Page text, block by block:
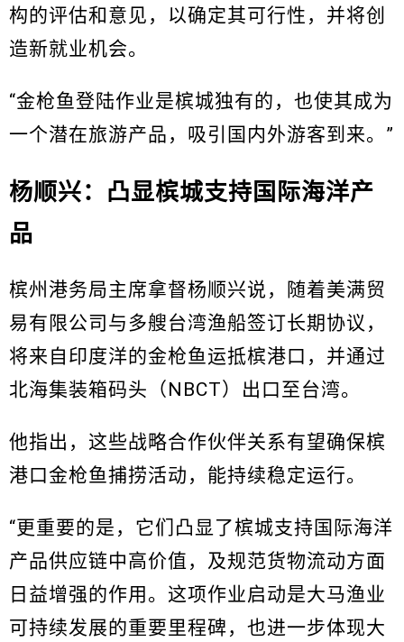
构的评估和意见，以确定其可行性，并将创
造新就业机会。
“金枪鱼登陆作业是槟城独有的，也使其成为
一个潜在旅游产品，吸引国内外游客到来。”
杨顺兴：凸显槟城支持国际海洋产
品
槟州港务局主席拿督杨顺兴说，随着美满贸
易有限公司与多艘台湾渔船签订长期协议，
将来自印度洋的金枪鱼运抵槟港口，并通过
北海集装箱码头（NBCT）出口至台湾。
他指出，这些战略合作伙伴关系有望确保槟
港口金枪鱼捕捞活动，能持续稳定运行。
“更重要的是，它们凸显了槟城支持国际海洋
产品供应链中高价值，及规范货物流动方面
日益增强的作用。这项作业启动是大马渔业
可持续发展的重要里程碑，也进一步体现大